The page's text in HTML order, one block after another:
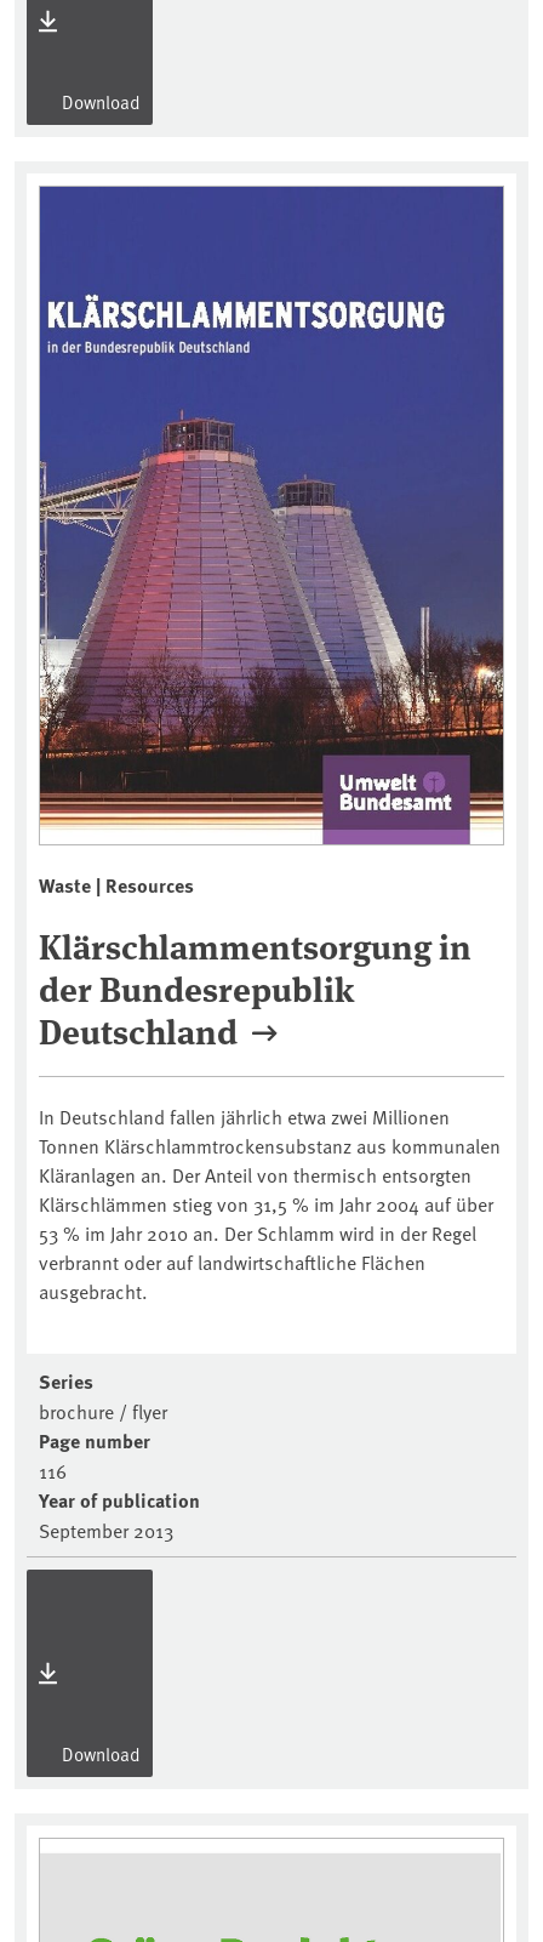
Download
Waste | Resources
Klärschlammentsorgung in
der Bundesrepublik
Deutschland
In Deutschland fallen jährlich etwa zwei Millionen
Tonnen Klärschlammtrockensubstanz aus kommunalen
Kläranlagen an. Der Anteil von thermisch entsorgten
Klärschlämmen stieg von 31,5 % im Jahr 2004 auf über
53 % im Jahr 2010 an. Der Schlamm wird in der Regel
verbrannt oder auf landwirtschaftliche Flächen
ausgebracht.
Series
brochure / flyer
Page number
116
Year of publication
September 2013
Download